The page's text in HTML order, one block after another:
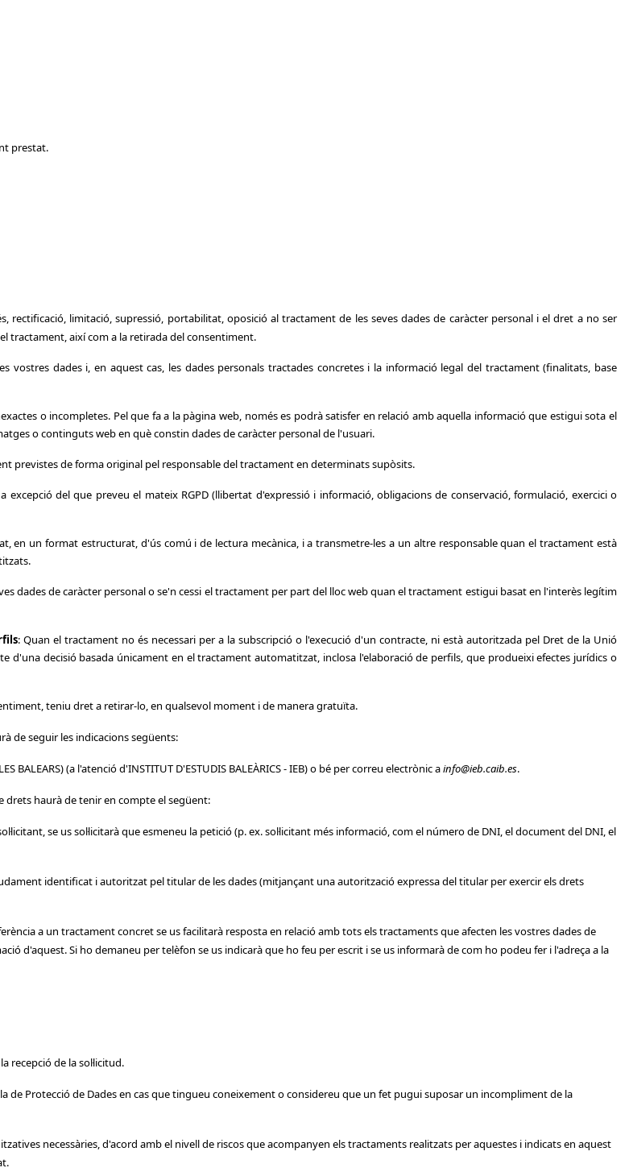
prestat.
rectificació, limitació, supressió, portabilitat, oposició al tractament de les seves dades de caràcter personal i el dret a no ser
tractament, així com a la retirada del consentiment.
dades i, en aquest cas, les dades personals tractades concretes i la informació legal del tractament (finalitats, base
o incompletes. Pel que fa a la pàgina web, només es podrà satisfer en relació amb aquella informació que estigui sota el
o continguts web en què constin dades de caràcter personal de l'usuari.
previstes de forma original pel responsable del tractament en determinats supòsits.
del que preveu el mateix RGPD (llibertat d'expressió i informació, obligacions de conservació, formulació, exercici o
en un format estructurat, d'ús comú i de lectura mecànica, i a transmetre-les a un altre responsable quan el tractament està
dades de caràcter personal o se'n cessi el tractament per part del lloc web quan el tractament estigui basat en l'interès legítim
: Quan el tractament no és necessari per a la subscripció o l'execució d'un contracte, ni està autoritzada pel Dret de la Unió
d'una decisió basada únicament en el tractament automatitzat, inclosa l'elaboració de perfils, que produeixi efectes jurídics o
teniu dret a retirar-lo, en qualsevol moment i de manera gratuïta.
de seguir les indicacions següents:
BALEARS) (a l'atenció d'INSTITUT D'ESTUDIS BALEÀRICS - IEB) o bé per correu electrònic ainfo@ieb.caib.es.
drets haurà de tenir en compte el següent:
se us sol·licitarà que esmeneu la petició (p. ex. sol·licitant més informació, com el número de DNI, el document del DNI, el
identificat i autoritzat pel titular de les dades (mitjançant una autorització expressa del titular per exercir els drets
a un tractament concret se us facilitarà resposta en relació amb tots els tractaments que afecten les vostres dades de
d'aquest. Si ho demaneu per telèfon se us indicarà que ho feu per escrit i se us informarà de com ho podeu fer i l'adreça a la
recepció de la sol·licitud.
Protecció de Dades en cas que tingueu coneixement o considereu que un fet pugui suposar un incompliment de la
necessàries, d'acord amb el nivell de riscos que acompanyen els tractaments realitzats per aquestes i indicats en aquest